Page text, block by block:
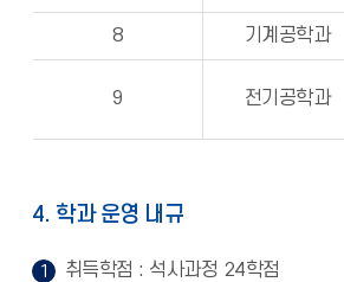
8 기계공학과
9 전기공학과
4. 학과 운영 내규
취득학점 : 석사과정 24학점